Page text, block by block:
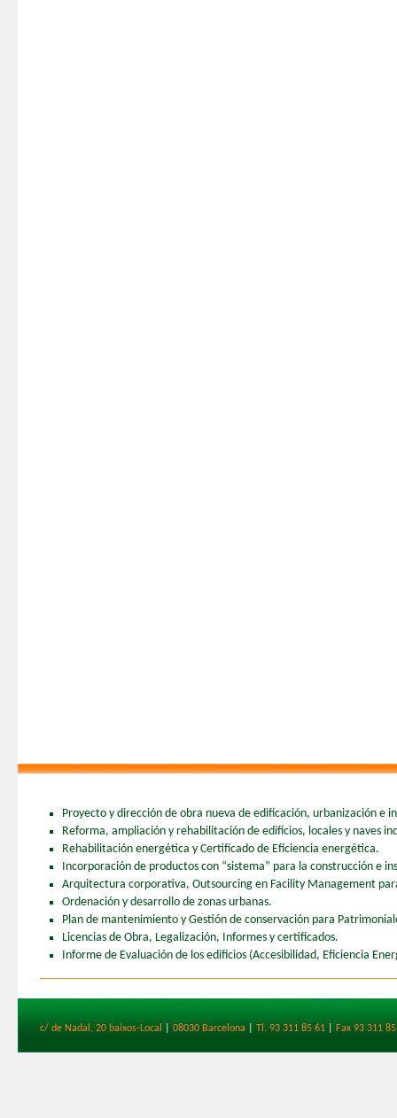
Proyecto y dirección de obra nueva de edificación, urbanización e
Reforma, ampliación y rehabilitación de edificios, locales y naves
Rehabilitación energética y Certificado de Eficiencia energética.
Incorporación de productos con “sistema” para la construcción e
Arquitectura corporativa, Outsourcing en Facility Management
Ordenación y desarrollo de zonas urbanas.
Plan de mantenimiento y Gestión de conservación para
Licencias de Obra, Legalización, Informes y certificados.
Informe de Evaluación de los edificios (Accesibilidad, Eficiencia
c/ de Nadal, 20 baixos-Local 08030 Barcelona Tl. 93 311 85 61 Fax 93 311